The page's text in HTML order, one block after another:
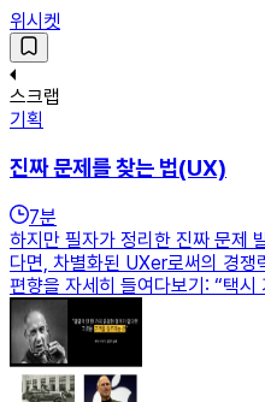
위시켓
스크랩
기획
진짜 문제를 찾는 법(UX)
7분
하지만 필자가 정리한 진짜 문제
다면, 차별화된 UXer로써의 경
편향을 자세히 들여다보기: “택